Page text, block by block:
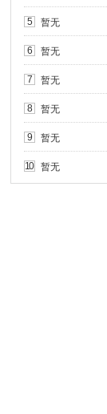
5 暂无
6 暂无
7 暂无
8 暂无
9 暂无
10 暂无